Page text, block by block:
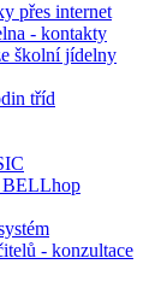
přes internet
- kontakty
školní jídelny
tříd
BELLhop
- konzultace